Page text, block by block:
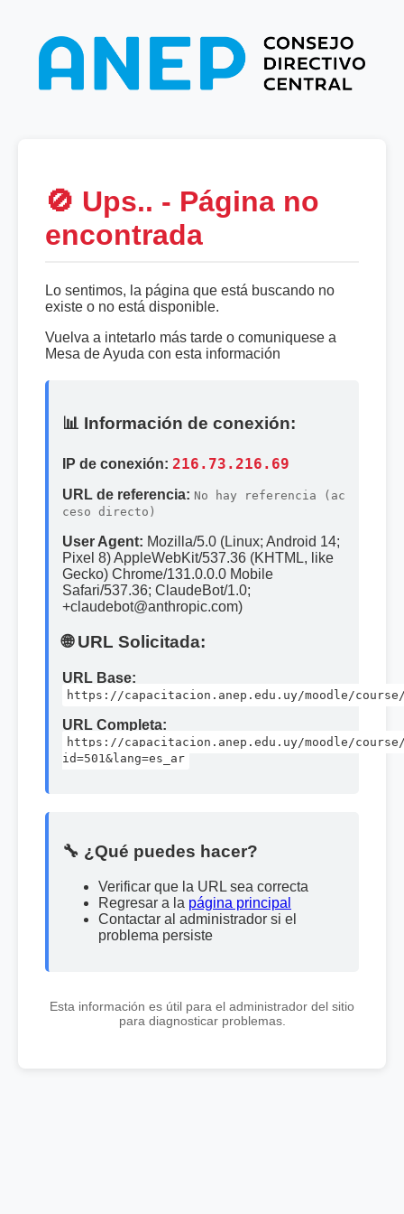
🚫 Ups.. - Página no
encontrada
Lo sentimos, la página que está buscando no
existe o no está disponible.
Vuelva a intetarlo más tarde o comuniquese a
Mesa de Ayuda con esta información
📊 Información de conexión:
IP de conexión: 216.73.216.69
URL de referencia: No hay referencia (ac
ceso directo)
User Agent: Mozilla/5.0 (Linux; Android 14;
Pixel 8) AppleWebKit/537.36 (KHTML, like
Gecko) Chrome/131.0.0.0 Mobile
Safari/537.36; ClaudeBot/1.0;
+claudebot@anthropic.com)
🌐 URL Solicitada:
URL Base:
https://capacitacion.anep.edu.uy/moodle/
URL Completa:
https://capacitacion.anep.edu.uy/moodle/
id=501&lang=es_ar
🔧 ¿Qué puedes hacer?
Verificar que la URL sea correcta
Regresar a la página principal
Contactar al administrador si el
problema persiste
Esta información es útil para el administrador del sitio
para diagnosticar problemas.